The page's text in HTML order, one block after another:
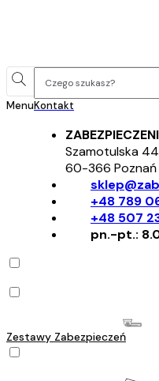
MenuKontakt
Szamotulska 44
60-366 Poznań
+48 789
+48 507
pn.-pt.:
Zestawy Zabezpieczeń